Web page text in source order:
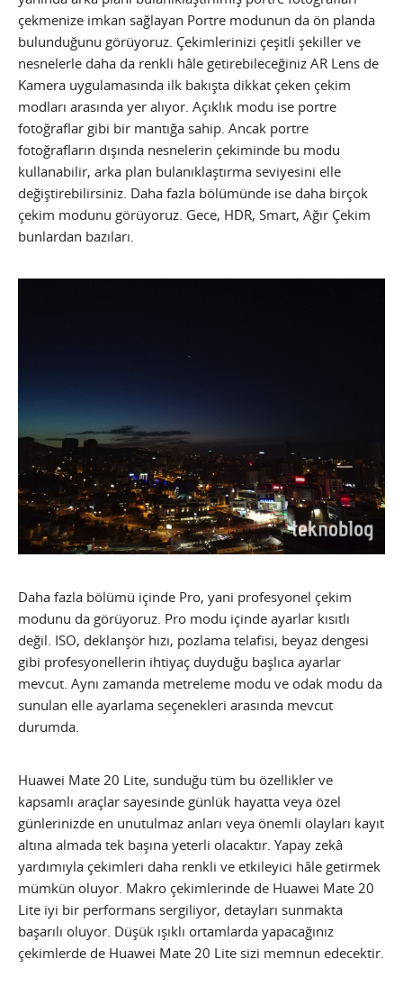
çekmenize imkan sağlayan Portre modunun da ön planda
bulunduğunu görüyoruz. Çekimlerinizi çeşitli şekiller ve
nesnelerle daha da renkli hâle getirebileceğiniz AR Lens de
Kamera uygulamasında ilk bakışta dikkat çeken çekim
modları arasında yer alıyor. Açıklık modu ise portre
fotoğraflar gibi bir mantığa sahip. Ancak portre
fotoğrafların dışında nesnelerin çekiminde bu modu
kullanabilir, arka plan bulanıklaştırma seviyesini elle
değiştirebilirsiniz. Daha fazla bölümünde ise daha birçok
çekim modunu görüyoruz. Gece, HDR, Smart, Ağır Çekim
bunlardan bazıları.
Daha fazla bölümü içinde Pro, yani profesyonel çekim
modunu da görüyoruz. Pro modu içinde ayarlar kısıtlı
değil. ISO, deklanşör hızı, pozlama telafisi, beyaz dengesi
gibi profesyonellerin ihtiyaç duyduğu başlıca ayarlar
mevcut. Aynı zamanda metreleme modu ve odak modu da
sunulan elle ayarlama seçenekleri arasında mevcut
durumda.
Huawei Mate 20 Lite, sunduğu tüm bu özellikler ve
kapsamlı araçlar sayesinde günlük hayatta veya özel
günlerinizde en unutulmaz anları veya önemli olayları kayıt
altına almada tek başına yeterli olacaktır. Yapay zekâ
yardımıyla çekimleri daha renkli ve etkileyici hâle getirmek
mümkün oluyor. Makro çekimlerinde de Huawei Mate 20
Lite iyi bir performans sergiliyor, detayları sunmakta
başarılı oluyor. Düşük ışıklı ortamlarda yapacağınız
çekimlerde de Huawei Mate 20 Lite sizi memnun edecektir.